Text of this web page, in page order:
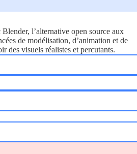
l’alternative open source aux
de modélisation, d’animation et de
des visuels réalistes et percutants.